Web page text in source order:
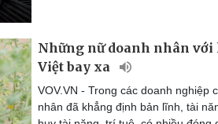
Những nữ doanh nhân
Việt bay xa
VOV.VN - Trong các doanh nghiệp
nhân đã khẳng định bản lĩnh, tài